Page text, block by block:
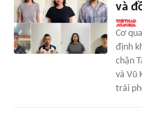
và
Cơ
định
chặn
và Vũ
trái